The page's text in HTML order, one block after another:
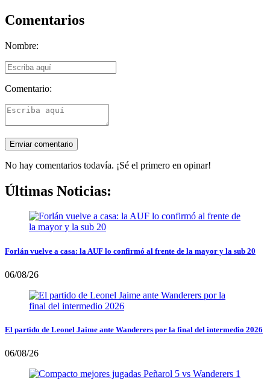
Comentarios
Nombre:
Comentario:
No hay comentarios todavía. ¡Sé el primero en opinar!
Últimas Noticias:
Forlán vuelve a casa: la AUF lo confirmó al frente de la mayor y la sub 20
06/08/26
El partido de Leonel Jaime ante Wanderers por la final del intermedio 2026
06/08/26